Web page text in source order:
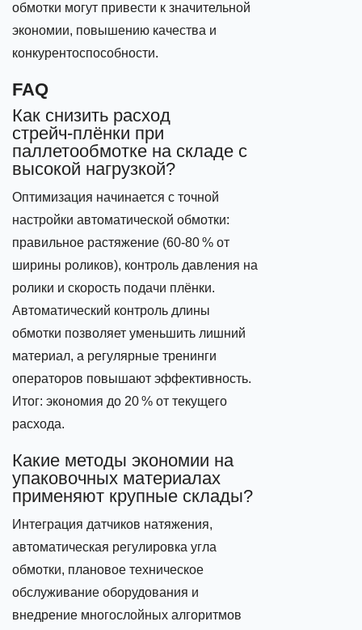
обмотки могут привести к значительной
экономии, повышению качества и
конкурентоспособности.
FAQ
Как снизить расход
стрейч‑плёнки при
паллетообмотке на складе с
высокой нагрузкой?
Оптимизация начинается с точной
настройки автоматической обмотки:
правильное растяжение (60‑80 % от
ширины роликов), контроль давления на
ролики и скорость подачи плёнки.
Автоматический контроль длины
обмотки позволяет уменьшить лишний
материал, а регулярные тренинги
операторов повышают эффективность.
Итог: экономия до 20 % от текущего
расхода.
Какие методы экономии на
упаковочных материалах
применяют крупные склады?
Интеграция датчиков натяжения,
автоматическая регулировка угла
обмотки, плановое техническое
обслуживание оборудования и
внедрение многослойных алгоритмов